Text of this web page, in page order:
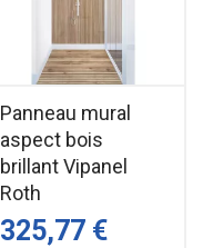
Panneau mural
aspect bois
brillant Vipanel
Roth
325,77 €